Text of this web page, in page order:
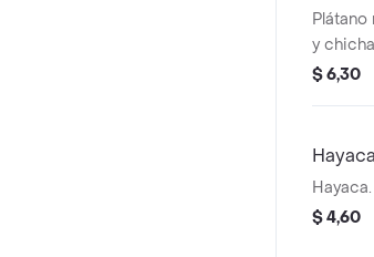
y
salsa de
$ 6,30
Hayaca
Hayaca.
$ 4,60